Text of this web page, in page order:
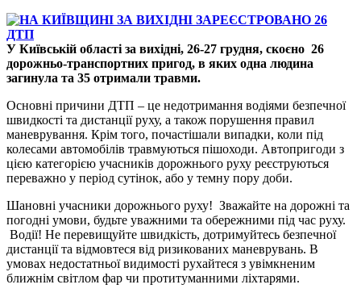
У Київській області за вихідні, 26-27 грудня, скоєно 26
дорожньо-транспортних пригод, в яких одна людина
загинула та 35 отримали травми.
Основні причини ДТП – це недотримання водіями безпечної
швидкості та дистанції руху, а також порушення правил
маневрування. Крім того, почастішали випадки, коли під
колесами автомобілів травмуються пішоходи. Автопригоди з
цією категорією учасників дорожнього руху реєструються
переважно у період сутінок, або у темну пору доби.
Шановні учасники дорожнього руху! Зважайте на дорожні та
погодні умови, будьте уважними та обережними під час руху.
Водії! Не перевищуйте швидкість, дотримуйтесь безпечної
дистанції та відмовтеся від ризикованих маневрувань. В
умовах недостатньої видимості рухайтеся з увімкненим
ближнім світлом фар чи протитуманними ліхтарями.